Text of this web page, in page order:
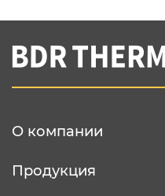
Вы соглашаетесь с
конфеденциальности
О компании
Продукция